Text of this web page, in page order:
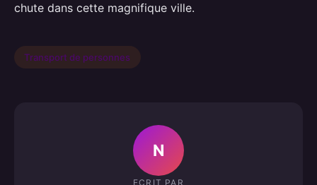
chute dans cette magnifique ville.
Transport de personnes
N
ECRIT PAR